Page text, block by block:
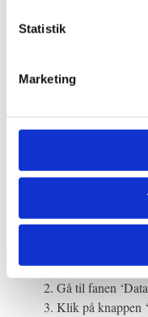
Statistik
Marketing
Før eller senere vil du
Jeg håndterede dette
Indtil en ven fortalte
Vælg en celle i
Gå til fanen
Klik på knappen